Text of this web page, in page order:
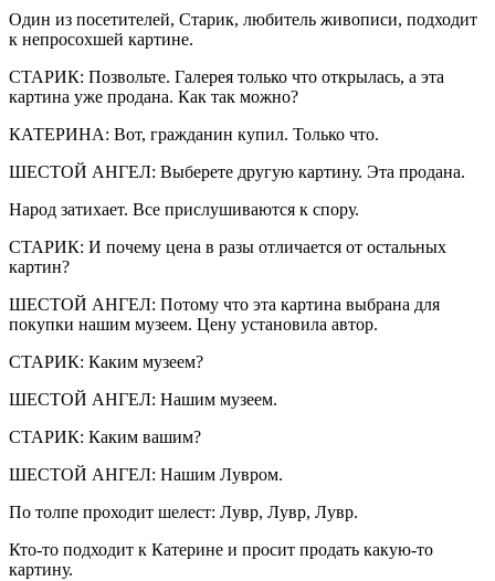
Один из посетителей, Старик, любитель живописи, подходит
к непросохшей картине.
СТАРИК: Позвольте. Галерея только что открылась, а эта
картина уже продана. Как так можно?
КАТЕРИНА: Вот, гражданин купил. Только что.
ШЕСТОЙ АНГЕЛ: Выберете другую картину. Эта продана.
Народ затихает. Все прислушиваются к спору.
СТАРИК: И почему цена в разы отличается от остальных
картин?
ШЕСТОЙ АНГЕЛ: Потому что эта картина выбрана для
покупки нашим музеем. Цену установила автор.
СТАРИК: Каким музеем?
ШЕСТОЙ АНГЕЛ: Нашим музеем.
СТАРИК: Каким вашим?
ШЕСТОЙ АНГЕЛ: Нашим Лувром.
По толпе проходит шелест: Лувр, Лувр, Лувр.
Кто-то подходит к Катерине и просит продать какую-то
картину.